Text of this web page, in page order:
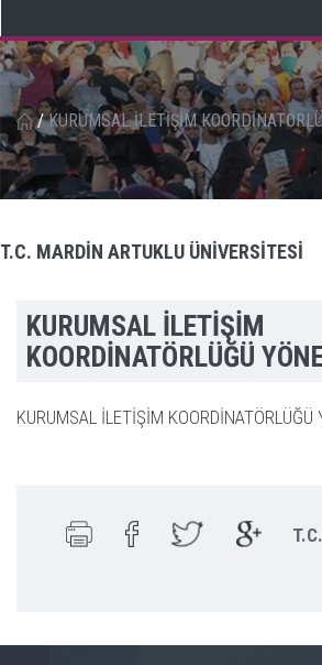
/ KURUMSAL İLETİŞİM
T.C. MARDİN ARTUKLU ÜNİVERSİTESİ
KURUMSAL İLETİŞİM
KOORDİNATÖRLÜĞÜ
KURUMSAL İLETİŞİM KOORDİNATÖRLÜĞÜ